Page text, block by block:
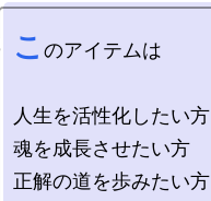
こ のアイテムは
人生を活性化したい方
魂を成長させたい方
正解の道を歩みたい方